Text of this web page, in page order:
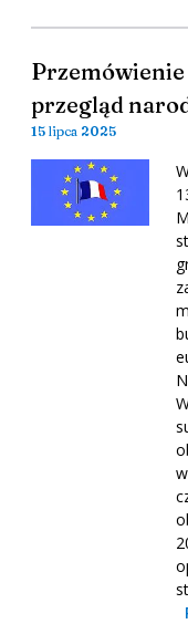
przegląd
15 lipca 2025